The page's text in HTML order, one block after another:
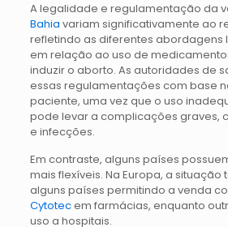
A legalidade e regulamentação da
Bahia variam significativamente ao
refletindo as diferentes abordagens
em relação ao uso de
induzir o aborto. As autoridades de
essas regulamentações com base
paciente, uma vez que o uso
pode levar a complicações graves,
e infecções.
Em contraste, alguns países
mais flexíveis. Na Europa, a
alguns países permitindo a venda
Cytotecem farmácias, enquanto
uso a hospitais.